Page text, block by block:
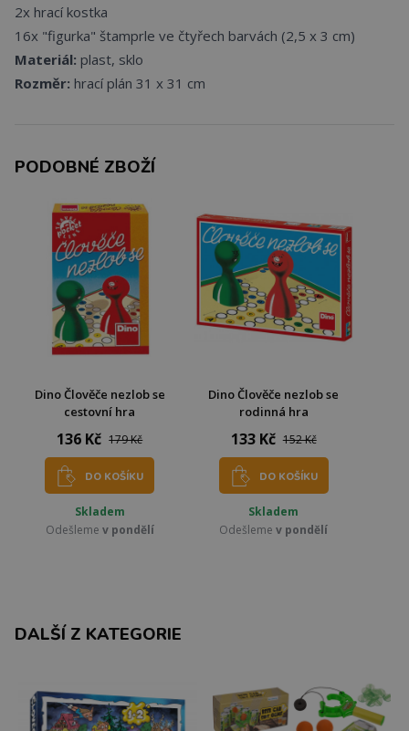
2x hrací kostka
16x "figurka" štamprle ve čtyřech barvách (2,5 x 3 cm)
Materiál: plast, sklo
Rozměr: hrací plán 31 x 31 cm
PODOBNÉ ZBOŽÍ
Dino Člověče nezlob se
cestovní hra
136 Kč 179 Kč
DO KOŠÍKU
Skladem
Odešleme v pondělí
Dino Člověče nezlob se
rodinná hra
133 Kč 152 Kč
DO KOŠÍKU
Skladem
Odešlemev pondělí
DALŠÍ Z KATEGORIE